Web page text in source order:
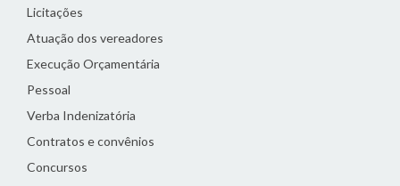
Licitações
Atuação dos vereadores
Execução Orçamentária
Pessoal
Verba Indenizatória
Contratos e convênios
Concursos